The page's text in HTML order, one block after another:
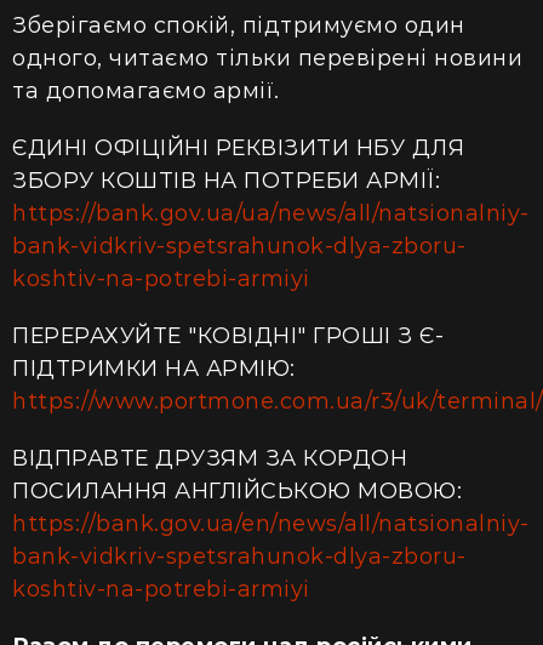
Зберігаємо спокій, підтримуємо один
одного, читаємо тільки перевірені новини
та допомагаємо армії.
ЄДИНІ ОФІЦІЙНІ РЕКВІЗИТИ НБУ ДЛЯ
ЗБОРУ КОШТІВ НА ПОТРЕБИ АРМІЇ:
https://bank.gov.ua/ua/news/all/natsionalniy-
bank-vidkriv-spetsrahunok-dlya-zboru-
koshtiv-na-potrebi-armiyi
ПЕРЕРАХУЙТЕ "КОВІДНІ" ГРОШІ З Є-
ПІДТРИМКИ НА АРМІЮ:
https://www.portmone.com.ua/r3/uk/terminal/
ВІДПРАВТЕ ДРУЗЯМ ЗА КОРДОН
ПОСИЛАННЯ АНГЛІЙСЬКОЮ МОВОЮ:
https://bank.gov.ua/en/news/all/natsionalniy-
bank-vidkriv-spetsrahunok-dlya-zboru-
koshtiv-na-potrebi-armiyi